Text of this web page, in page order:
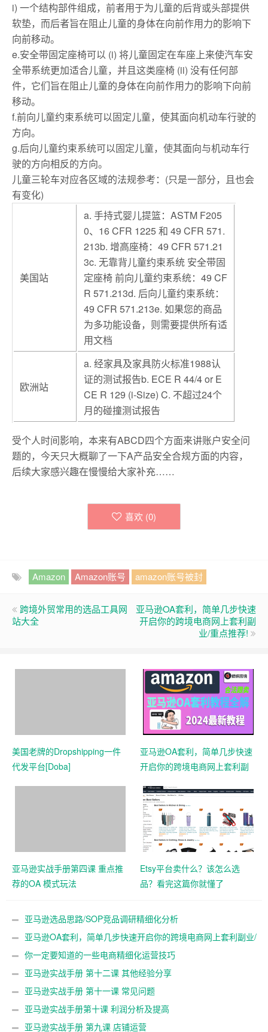
i) 一个结构部件组成，前者用于为儿童的后背或头部提供
软垫，而后者旨在阻止儿童的身体在向前作用力的影响下
向前移动。
e.安全带固定座椅可以 (i) 将儿童固定在车座上来使汽车安
全带系统更加适合儿童，并且这类座椅 (ii) 没有任何部
件，它们旨在阻止儿童的身体在向前作用力的影响下向前
移动。
f.前向儿童约束系统可以固定儿童，使其面向机动车行驶的
方向。
g.后向儿童约束系统可以固定儿童，使其面向与机动车行
驶的方向相反的方向。
儿童三轮车对应各区域的法规参考：(只是一部分，且也会
有变化)
美国站
a. 手持式婴儿提篮：ASTM F205
0、16 CFR 1225 和 49 CFR 571.
213b. 增高座椅：49 CFR 571.21
3c. 无靠背儿童约束系统 安全带固
定座椅 前向儿童约束系统：49 CF
R 571.213d. 后向儿童约束系统：
49 CFR 571.213e. 如果您的商品
为多功能设备，则需要提供所有适
用文档
欧洲站
a. 经家具及家具防火标准1988认
证的测试报告b. ECE R 44/4 or E
CE R 129 (i-Size) C. 不超过24个
月的碰撞测试报告
受个人时间影响，本来有ABCD四个方面来讲账户安全问
题的，今天只大概聊了一下A产品安全合规方面的内容，
后续大家感兴趣在慢慢给大家补充……
喜欢 (0)
Amazon Amazon账号 amazon账号被封
跨境外贸常用的选品工具网
站大全
亚马逊OA套利，简单几步快速
开启你的跨境电商网上套利副
业/重点推荐!
美国老牌的Dropshipping一件
代发平台[Doba]
亚马逊OA套利，简单几步快速
开启你的跨境电商网上套利副
亚马逊实战手册第四课 重点推
荐的OA 模式玩法
Etsy平台卖什么？该怎么选
品？看完这篇你就懂了
亚马逊选品思路/SOP竞品调研精细化分析
亚马逊OA套利，简单几步快速开启你的跨境电商网上套利副业/
重点推荐!
你一定要知道的一些电商精细化运营技巧
亚马逊实战手册 第十二课 其他经验分享
亚马逊实战手册 第十一课 常见问题
亚马逊实战手册第十课 利润分析及提高
亚马逊实战手册 第九课 店铺运营